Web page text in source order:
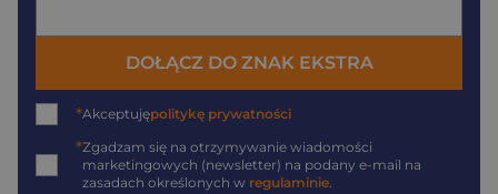
DOŁĄCZ DO ZNAK EKSTRA
*Akceptujępolitykę prywatności
*Zgadzam się na otrzymywanie wiadomości
marketingowych (newsletter) na podany e-mail na
zasadach określonych w regulaminie.